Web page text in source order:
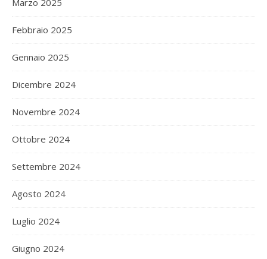
Febbraio 2025
Gennaio 2025
Dicembre 2024
Novembre 2024
Ottobre 2024
Settembre 2024
Agosto 2024
Luglio 2024
Giugno 2024